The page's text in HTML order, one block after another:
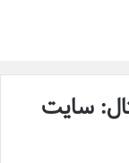
سایت